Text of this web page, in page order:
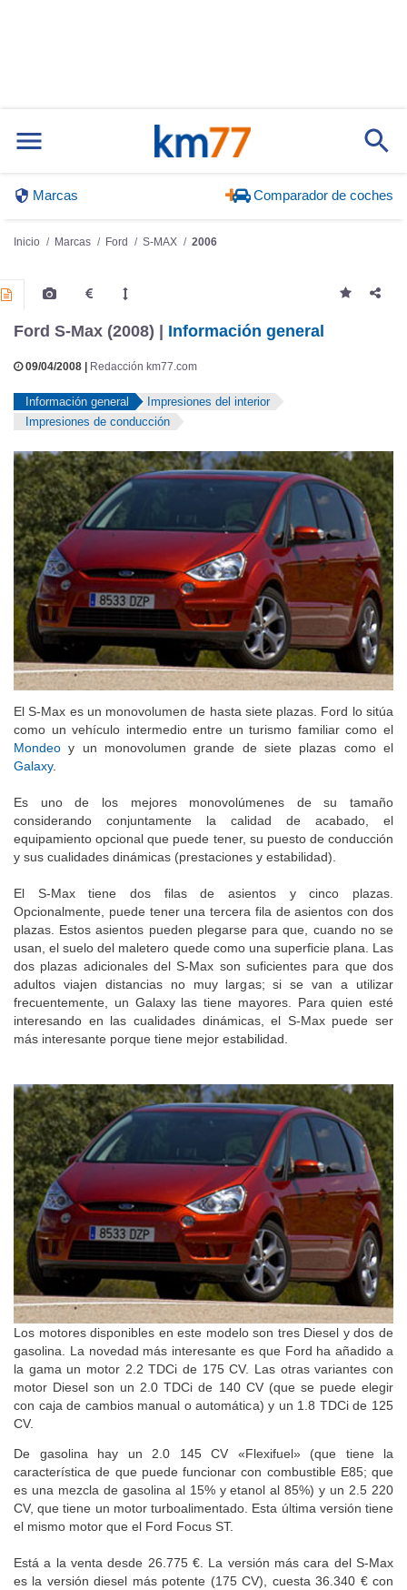
Marcas Comparador de coches
Inicio Marcas Ford S-MAX 2006
Ford S-Max (2008) | Información general
09/04/2008 | Redacción km77.com
Información general
Impresiones del interior
Impresiones de conducción
El S-Max es un monovolumen de hasta siete plazas. Ford lo sitúa
como un vehículo intermedio entre un turismo familiar como el
Mondeo y un monovolumen grande de siete plazas como el
Galaxy.
Es uno de los mejores monovolúmenes de su tamaño
considerando conjuntamente la calidad de acabado, el
equipamiento opcional que puede tener, su puesto de conducción
y sus cualidades dinámicas (prestaciones y estabilidad).
El S-Max tiene dos filas de asientos y cinco plazas.
Opcionalmente, puede tener una tercera fila de asientos con dos
plazas. Estos asientos pueden plegarse para que, cuando no se
usan, el suelo del maletero quede como una superficie plana. Las
dos plazas adicionales del S-Max son suficientes para que dos
adultos viajen distancias no muy largas; si se van a utilizar
frecuentemente, un Galaxy las tiene mayores. Para quien esté
interesando en las cualidades dinámicas, el S-Max puede ser
más interesante porque tiene mejor estabilidad.
Los motores disponibles en este modelo son tres Diesel y dos de
gasolina. La novedad más interesante es que Ford ha añadido a
la gama un motor 2.2 TDCi de 175 CV. Las otras variantes con
motor Diesel son un 2.0 TDCi de 140 CV (que se puede elegir
con caja de cambios manual o automática) y un 1.8 TDCi de 125
CV.
De gasolina hay un 2.0 145 CV «Flexifuel» (que tiene la
característica de que puede funcionar con combustible E85; que
es una mezcla de gasolina al 15% y etanol al 85%) y un 2.5 220
CV, que tiene un motor turboalimentado. Esta última versión tiene
el mismo motor que el Ford Focus ST.
Está a la venta desde 26.775 €. La versión más cara del S-Max
es la versión diesel más potente (175 CV), cuesta 36.340 € con